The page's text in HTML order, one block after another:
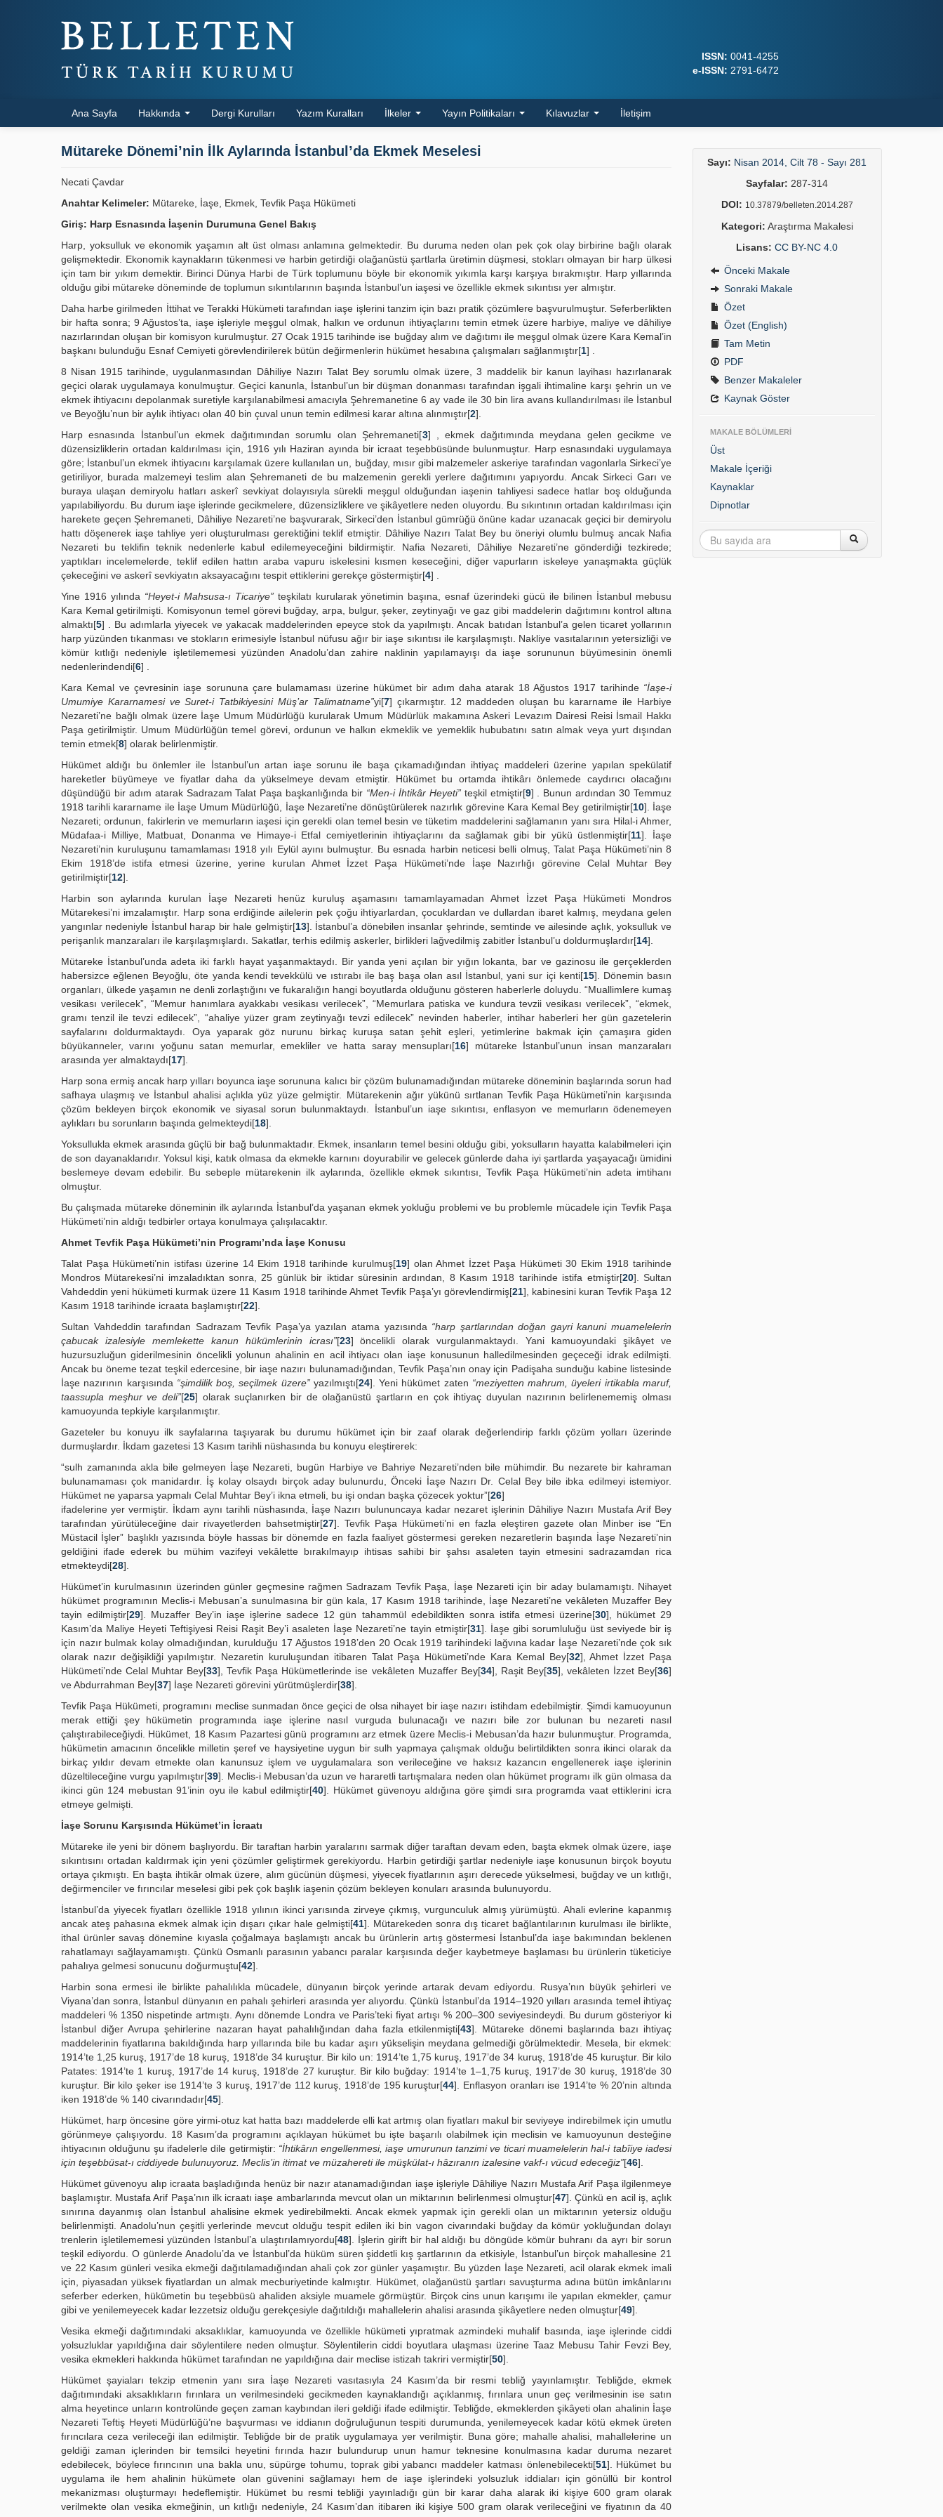
ISSN: 0041-4255
e-ISSN: 2791-6472
Ana Sayfa Hakkında Dergi Kurulları Yazım Kuralları İlkeler Yayın Politikaları Kılavuzlar İletişim
Mütareke Dönemi’nin İlk Aylarında İstanbul’da Ekmek Meselesi
Necati Çavdar
Anahtar Kelimeler: Mütareke, İaşe, Ekmek, Tevfik Paşa Hükümeti
Giriş: Harp Esnasında İaşenin Durumuna Genel Bakış
Harp, yoksulluk ve ekonomik yaşamın alt üst olması anlamına gelmektedir. Bu duruma neden olan pek çok olay birbirine bağlı olarak
gelişmektedir. Ekonomik kaynakların tükenmesi ve harbin getirdiği olağanüstü şartlarla üretimin düşmesi, stokları olmayan bir harp ülkesi
için tam bir yıkım demektir. Birinci Dünya Harbi de Türk toplumunu böyle bir ekonomik yıkımla karşı karşıya bırakmıştır. Harp yıllarında
olduğu gibi mütareke döneminde de toplumun sıkıntılarının başında İstanbul’un iaşesi ve özellikle ekmek sıkıntısı yer almıştır.
Daha harbe girilmeden İttihat ve Terakki Hükümeti tarafından iaşe işlerini tanzim için bazı pratik çözümlere başvurulmuştur. Seferberlikten
bir hafta sonra; 9 Ağustos’ta, iaşe işleriyle meşgul olmak, halkın ve ordunun ihtiyaçlarını temin etmek üzere harbiye, maliye ve dâhiliye
nazırlarından oluşan bir komisyon kurulmuştur. 27 Ocak 1915 tarihinde ise buğday alım ve dağıtımı ile meşgul olmak üzere Kara Kemal’in
başkanı bulunduğu Esnaf Cemiyeti görevlendirilerek bütün değirmenlerin hükümet hesabına çalışmaları sağlanmıştır[1] .
8 Nisan 1915 tarihinde, uygulanmasından Dâhiliye Nazırı Talat Bey sorumlu olmak üzere, 3 maddelik bir kanun layihası hazırlanarak
geçici olarak uygulamaya konulmuştur. Geçici kanunla, İstanbul’un bir düşman donanması tarafından işgali ihtimaline karşı şehrin un ve
ekmek ihtiyacını depolanmak suretiyle karşılanabilmesi amacıyla Şehremanetine 6 ay vade ile 30 bin lira avans kullandırılması ile İstanbul
ve Beyoğlu’nun bir aylık ihtiyacı olan 40 bin çuval unun temin edilmesi karar altına alınmıştır[2].
Harp esnasında İstanbul’un ekmek dağıtımından sorumlu olan Şehremaneti[3] , ekmek dağıtımında meydana gelen gecikme ve
düzensizliklerin ortadan kaldırılması için, 1916 yılı Haziran ayında bir icraat teşebbüsünde bulunmuştur. Harp esnasındaki uygulamaya
göre; İstanbul’un ekmek ihtiyacını karşılamak üzere kullanılan un, buğday, mısır gibi malzemeler askeriye tarafından vagonlarla Sirkeci’ye
getiriliyor, burada malzemeyi teslim alan Şehremaneti de bu malzemenin gerekli yerlere dağıtımını yapıyordu. Ancak Sirkeci Garı ve
buraya ulaşan demiryolu hatları askerî sevkiyat dolayısıyla sürekli meşgul olduğundan iaşenin tahliyesi sadece hatlar boş olduğunda
yapılabiliyordu. Bu durum iaşe işlerinde gecikmelere, düzensizliklere ve şikâyetlere neden oluyordu. Bu sıkıntının ortadan kaldırılması için
harekete geçen Şehremaneti, Dâhiliye Nezareti’ne başvurarak, Sirkeci’den İstanbul gümrüğü önüne kadar uzanacak geçici bir demiryolu
hattı döşenerek iaşe tahliye yeri oluşturulması gerektiğini teklif etmiştir. Dâhiliye Nazırı Talat Bey bu öneriyi olumlu bulmuş ancak Nafia
Nezareti bu teklifin teknik nedenlerle kabul edilemeyeceğini bildirmiştir. Nafia Nezareti, Dâhiliye Nezareti’ne gönderdiği tezkirede;
yaptıkları incelemelerde, teklif edilen hattın araba vapuru iskelesini kısmen keseceğini, diğer vapurların iskeleye yanaşmakta güçlük
çekeceğini ve askerî sevkiyatın aksayacağını tespit ettiklerini gerekçe göstermiştir[4] .
Yine 1916 yılında “Heyet-i Mahsusa-ı Ticariye”teşkilatı kurularak yönetimin başına, esnaf üzerindeki gücü ile bilinen İstanbul mebusu
Kara Kemal getirilmişti. Komisyonun temel görevi buğday, arpa, bulgur, şeker, zeytinyağı ve gaz gibi maddelerin dağıtımını kontrol altına
almaktı[5] . Bu adımlarla yiyecek ve yakacak maddelerinden epeyce stok da yapılmıştı. Ancak batıdan İstanbul’a gelen ticaret yollarının
harp yüzünden tıkanması ve stokların erimesiyle İstanbul nüfusu ağır bir iaşe sıkıntısı ile karşılaşmıştı. Nakliye vasıtalarının yetersizliği ve
kömür kıtlığı nedeniyle işletilememesi yüzünden Anadolu’dan zahire naklinin yapılamayışı da iaşe sorununun büyümesinin önemli
nedenlerindendi[6] .
Kara Kemal ve çevresinin iaşe sorununa çare bulamaması üzerine hükümet bir adım daha atarak 18 Ağustos 1917 tarihinde “İaşe-i
Umumiye Kararnamesi ve Suret-i Tatbikiyesini Müş’ar Talimatname”yi[7] çıkarmıştır. 12 maddeden oluşan bu kararname ile Harbiye
Nezareti’ne bağlı olmak üzere İaşe Umum Müdürlüğü kurularak Umum Müdürlük makamına Askeri Levazım Dairesi Reisi İsmail Hakkı
Paşa getirilmiştir. Umum Müdürlüğün temel görevi, ordunun ve halkın ekmeklik ve yemeklik hububatını satın almak veya yurt dışından
temin etmek[8] olarak belirlenmiştir.
Hükümet aldığı bu önlemler ile İstanbul’un artan iaşe sorunu ile başa çıkamadığından ihtiyaç maddeleri üzerine yapılan spekülatif
hareketler büyümeye ve fiyatlar daha da yükselmeye devam etmiştir. Hükümet bu ortamda ihtikârı önlemede caydırıcı olacağını
düşündüğü bir adım atarak Sadrazam Talat Paşa başkanlığında bir “Men-i İhtikâr Heyeti”teşkil etmiştir[9] . Bunun ardından 30 Temmuz
1918 tarihli kararname ile İaşe Umum Müdürlüğü, İaşe Nezareti’ne dönüştürülerek nazırlık görevine Kara Kemal Bey getirilmiştir[10]. İaşe
Nezareti; ordunun, fakirlerin ve memurların iaşesi için gerekli olan temel besin ve tüketim maddelerini sağlamanın yanı sıra Hilal-i Ahmer,
Müdafaa-i Milliye, Matbuat, Donanma ve Himaye-i Etfal cemiyetlerinin ihtiyaçlarını da sağlamak gibi bir yükü üstlenmiştir[11]. İaşe
Nezareti’nin kuruluşunu tamamlaması 1918 yılı Eylül ayını bulmuştur. Bu esnada harbin neticesi belli olmuş, Talat Paşa Hükümeti’nin 8
Ekim 1918’de istifa etmesi üzerine, yerine kurulan Ahmet İzzet Paşa Hükümeti’nde İaşe Nazırlığı görevine Celal Muhtar Bey
getirilmiştir[12].
Harbin son aylarında kurulan İaşe Nezareti henüz kuruluş aşamasını tamamlayamadan Ahmet İzzet Paşa Hükümeti Mondros
Mütarekesi’ni imzalamıştır. Harp sona erdiğinde ailelerin pek çoğu ihtiyarlardan, çocuklardan ve dullardan ibaret kalmış, meydana gelen
yangınlar nedeniyle İstanbul harap bir hale gelmiştir[13]. İstanbul’a dönebilen insanlar şehrinde, semtinde ve ailesinde açlık, yoksulluk ve
perişanlık manzaraları ile karşılaşmışlardı. Sakatlar, terhis edilmiş askerler, birlikleri lağvedilmiş zabitler İstanbul’u doldurmuşlardır[14].
Mütareke İstanbul’unda adeta iki farklı hayat yaşanmaktaydı. Bir yanda yeni açılan bir yığın lokanta, bar ve gazinosu ile gerçeklerden
habersizce eğlenen Beyoğlu, öte yanda kendi tevekkülü ve ıstırabı ile baş başa olan asıl İstanbul, yani sur içi kenti[15]. Dönemin basın
organları, ülkede yaşamın ne denli zorlaştığını ve fukaralığın hangi boyutlarda olduğunu gösteren haberlerle doluydu. “Muallimlere kumaş
vesikası verilecek”, “Memur hanımlara ayakkabı vesikası verilecek”, “Memurlara patiska ve kundura tevzii vesikası verilecek”, “ekmek,
gramı tenzil ile tevzi edilecek”, “ahaliye yüzer gram zeytinyağı tevzi edilecek” nevinden haberler, intihar haberleri her gün gazetelerin
sayfalarını doldurmaktaydı. Oya yaparak göz nurunu birkaç kuruşa satan şehit eşleri, yetimlerine bakmak için çamaşıra giden
büyükanneler, varını yoğunu satan memurlar, emekliler ve hatta saray mensupları[16] mütareke İstanbul’unun insan manzaraları
arasında yer almaktaydı[17].
Harp sona ermiş ancak harp yılları boyunca iaşe sorununa kalıcı bir çözüm bulunamadığından mütareke döneminin başlarında sorun had
safhaya ulaşmış ve İstanbul ahalisi açlıkla yüz yüze gelmiştir. Mütarekenin ağır yükünü sırtlanan Tevfik Paşa Hükümeti’nin karşısında
çözüm bekleyen birçok ekonomik ve siyasal sorun bulunmaktaydı. İstanbul’un iaşe sıkıntısı, enflasyon ve memurların ödenemeyen
aylıkları bu sorunların başında gelmekteydi[18].
Yoksullukla ekmek arasında güçlü bir bağ bulunmaktadır. Ekmek, insanların temel besini olduğu gibi, yoksulların hayatta kalabilmeleri için
de son dayanaklarıdır. Yoksul kişi, katık olmasa da ekmekle karnını doyurabilir ve gelecek günlerde daha iyi şartlarda yaşayacağı ümidini
beslemeye devam edebilir. Bu sebeple mütarekenin ilk aylarında, özellikle ekmek sıkıntısı, Tevfik Paşa Hükümeti’nin adeta imtihanı
olmuştur.
Bu çalışmada mütareke döneminin ilk aylarında İstanbul’da yaşanan ekmek yokluğu problemi ve bu problemle mücadele için Tevfik Paşa
Hükümeti’nin aldığı tedbirler ortaya konulmaya çalışılacaktır.
Ahmet Tevfik Paşa Hükümeti’nin Programı’nda İaşe Konusu
Talat Paşa Hükümeti’nin istifası üzerine 14 Ekim 1918 tarihinde kurulmuş[19] olan Ahmet İzzet Paşa Hükümeti 30 Ekim 1918 tarihinde
Mondros Mütarekesi’ni imzaladıktan sonra, 25 günlük bir iktidar süresinin ardından, 8 Kasım 1918 tarihinde istifa etmiştir[20]. Sultan
Vahdeddin yeni hükümeti kurmak üzere 11 Kasım 1918 tarihinde Ahmet Tevfik Paşa’yı görevlendirmiş[21], kabinesini kuran Tevfik Paşa 12
Kasım 1918 tarihinde icraata başlamıştır[22].
Sultan Vahdeddin tarafından Sadrazam Tevfik Paşa’ya yazılan atama yazısında “harp şartlarından doğan gayri kanuni muamelelerin
çabucak izalesiyle memlekette kanun hükümlerinin icrası”[23] öncelikli olarak vurgulanmaktaydı. Yani kamuoyundaki şikâyet ve
huzursuzluğun giderilmesinin öncelikli yolunun ahalinin en acil ihtiyacı olan iaşe konusunun halledilmesinden geçeceği idrak edilmişti.
Ancak bu öneme tezat teşkil edercesine, bir iaşe nazırı bulunamadığından, Tevfik Paşa’nın onay için Padişaha sunduğu kabine listesinde
İaşe nazırının karşısında “şimdilik boş, seçilmek üzere”yazılmıştı[24]. Yeni hükümet zaten “meziyetten mahrum, üyeleri irtikabla maruf,
taassupla meşhur ve deli”[25] olarak suçlanırken bir de olağanüstü şartların en çok ihtiyaç duyulan nazırının belirlenememiş olması
kamuoyunda tepkiyle karşılanmıştır.
Gazeteler bu konuyu ilk sayfalarına taşıyarak bu durumu hükümet için bir zaaf olarak değerlendirip farklı çözüm yolları üzerinde
durmuşlardır. İkdam gazetesi 13 Kasım tarihli nüshasında bu konuyu eleştirerek:
“sulh zamanında akla bile gelmeyen İaşe Nezareti, bugün Harbiye ve Bahriye Nezareti’nden bile mühimdir. Bu nezarete bir kahraman
bulunamaması çok manidardır. İş kolay olsaydı birçok aday bulunurdu, Önceki İaşe Nazırı Dr. Celal Bey bile ibka edilmeyi istemiyor.
Hükümet ne yaparsa yapmalı Celal Muhtar Bey’i ikna etmeli, bu işi ondan başka çözecek yoktur”[26]
ifadelerine yer vermiştir. İkdam aynı tarihli nüshasında, İaşe Nazırı bulununcaya kadar nezaret işlerinin Dâhiliye Nazırı Mustafa Arif Bey
tarafından yürütüleceğine dair rivayetlerden bahsetmiştir[27]. Tevfik Paşa Hükümeti’ni en fazla eleştiren gazete olan Minber ise “En
Müstacil İşler” başlıklı yazısında böyle hassas bir dönemde en fazla faaliyet göstermesi gereken nezaretlerin başında İaşe Nezareti’nin
geldiğini ifade ederek bu mühim vazifeyi vekâlette bırakılmayıp ihtisas sahibi bir şahsı asaleten tayin etmesini sadrazamdan rica
etmekteydi[28].
Hükümet’in kurulmasının üzerinden günler geçmesine rağmen Sadrazam Tevfik Paşa, İaşe Nezareti için bir aday bulamamıştı. Nihayet
hükümet programının Meclis-i Mebusan’a sunulmasına bir gün kala, 17 Kasım 1918 tarihinde, İaşe Nezareti’ne vekâleten Muzaffer Bey
tayin edilmiştir[29]. Muzaffer Bey’in iaşe işlerine sadece 12 gün tahammül edebildikten sonra istifa etmesi üzerine[30], hükümet 29
Kasım’da Maliye Heyeti Teftişiyesi Reisi Raşit Bey’i asaleten İaşe Nezareti’ne tayin etmiştir[31]. İaşe gibi sorumluluğu üst seviyede bir iş
için nazır bulmak kolay olmadığından, kurulduğu 17 Ağustos 1918’den 20 Ocak 1919 tarihindeki lağvına kadar İaşe Nezareti’nde çok sık
olarak nazır değişikliği yapılmıştır. Nezaretin kuruluşundan itibaren Talat Paşa Hükümeti’nde Kara Kemal Bey[32], Ahmet İzzet Paşa
Hükümeti’nde Celal Muhtar Bey[33], Tevfik Paşa Hükümetlerinde ise vekâleten Muzaffer Bey[34], Raşit Bey[35], vekâleten İzzet Bey[36]
ve Abdurrahman Bey[37] İaşe Nezareti görevini yürütmüşlerdir[38].
Tevfik Paşa Hükümeti, programını meclise sunmadan önce geçici de olsa nihayet bir iaşe nazırı istihdam edebilmiştir. Şimdi kamuoyunun
merak ettiği şey hükümetin programında iaşe işlerine nasıl vurguda bulunacağı ve nazırı bile zor bulunan bu nezareti nasıl
çalıştırabileceğiydi. Hükümet, 18 Kasım Pazartesi günü programını arz etmek üzere Meclis-i Mebusan’da hazır bulunmuştur. Programda,
hükümetin amacının öncelikle milletin şeref ve haysiyetine uygun bir sulh yapmaya çalışmak olduğu belirtildikten sonra ikinci olarak da
birkaç yıldır devam etmekte olan kanunsuz işlem ve uygulamalara son verileceğine ve haksız kazancın engellenerek iaşe işlerinin
düzeltileceğine vurgu yapılmıştır[39]. Meclis-i Mebusan’da uzun ve hararetli tartışmalara neden olan hükümet programı ilk gün olmasa da
ikinci gün 124 mebustan 91’inin oyu ile kabul edilmiştir[40]. Hükümet güvenoyu aldığına göre şimdi sıra programda vaat ettiklerini icra
etmeye gelmişti.
İaşe Sorunu Karşısında Hükümet’in İcraatı
Mütareke ile yeni bir dönem başlıyordu. Bir taraftan harbin yaralarını sarmak diğer taraftan devam eden, başta ekmek olmak üzere, iaşe
sıkıntısını ortadan kaldırmak için yeni çözümler geliştirmek gerekiyordu. Harbin getirdiği şartlar nedeniyle iaşe konusunun birçok boyutu
ortaya çıkmıştı. En başta ihtikâr olmak üzere, alım gücünün düşmesi, yiyecek fiyatlarının aşırı derecede yükselmesi, buğday ve un kıtlığı,
değirmenciler ve fırıncılar meselesi gibi pek çok başlık iaşenin çözüm bekleyen konuları arasında bulunuyordu.
İstanbul’da yiyecek fiyatları özellikle 1918 yılının ikinci yarısında zirveye çıkmış, vurgunculuk almış yürümüştü. Ahali evlerine kapanmış
ancak ateş pahasına ekmek almak için dışarı çıkar hale gelmişti[41]. Mütarekeden sonra dış ticaret bağlantılarının kurulması ile birlikte,
ithal ürünler savaş dönemine kıyasla çoğalmaya başlamıştı ancak bu ürünlerin artış göstermesi İstanbul’da iaşe bakımından beklenen
rahatlamayı sağlayamamıştı. Çünkü Osmanlı parasının yabancı paralar karşısında değer kaybetmeye başlaması bu ürünlerin tüketiciye
pahalıya gelmesi sonucunu doğurmuştu[42].
Harbin sona ermesi ile birlikte pahalılıkla mücadele, dünyanın birçok yerinde artarak devam ediyordu. Rusya’nın büyük şehirleri ve
Viyana’dan sonra, İstanbul dünyanın en pahalı şehirleri arasında yer alıyordu. Çünkü İstanbul’da 1914–1920 yılları arasında temel ihtiyaç
maddeleri % 1350 nispetinde artmıştı. Aynı dönemde Londra ve Paris’teki fiyat artışı % 200–300 seviyesindeydi. Bu durum gösteriyor ki
İstanbul diğer Avrupa şehirlerine nazaran hayat pahalılığından daha fazla etkilenmişti[43]. Mütareke dönemi başlarında bazı ihtiyaç
maddelerinin fiyatlarına bakıldığında harp yıllarında bile bu kadar aşırı yükselişin meydana gelmediği görülmektedir. Mesela, bir ekmek:
1914’te 1,25 kuruş, 1917’de 18 kuruş, 1918’de 34 kuruştur. Bir kilo un: 1914’te 1,75 kuruş, 1917’de 34 kuruş, 1918’de 45 kuruştur. Bir kilo
Patates: 1914’te 1 kuruş, 1917’de 14 kuruş, 1918’de 27 kuruştur. Bir kilo buğday: 1914’te 1–1,75 kuruş, 1917’de 30 kuruş, 1918’de 30
kuruştur. Bir kilo şeker ise 1914’te 3 kuruş, 1917’de 112 kuruş, 1918’de 195 kuruştur[44]. Enflasyon oranları ise 1914’te % 20’nin altında
iken 1918’de % 140 civarındadır[45].
Hükümet, harp öncesine göre yirmi-otuz kat hatta bazı maddelerde elli kat artmış olan fiyatları makul bir seviyeye indirebilmek için umutlu
görünmeye çalışıyordu. 18 Kasım’da programını açıklayan hükümet bu işte başarılı olabilmek için meclisin ve kamuoyunun desteğine
ihtiyacının olduğunu şu ifadelerle dile getirmiştir: “İhtikârın engellenmesi, iaşe umurunun tanzimi ve ticari muamelelerin hal-i tabîiye iadesi
için teşebbüsat-ı ciddiyede bulunuyoruz. Meclis’in itimat ve müzahereti ile müşkülat-ı hâzıranın izalesine vakf-ı vücud edeceğiz”[46].
Hükümet güvenoyu alıp icraata başladığında henüz bir nazır atanamadığından iaşe işleriyle Dâhiliye Nazırı Mustafa Arif Paşa ilgilenmeye
başlamıştır. Mustafa Arif Paşa’nın ilk icraatı iaşe ambarlarında mevcut olan un miktarının belirlenmesi olmuştur[47]. Çünkü en acil iş, açlık
sınırına dayanmış olan İstanbul ahalisine ekmek yedirebilmekti. Ancak ekmek yapmak için gerekli olan un miktarının yetersiz olduğu
belirlenmişti. Anadolu’nun çeşitli yerlerinde mevcut olduğu tespit edilen iki bin vagon civarındaki buğday da kömür yokluğundan dolayı
trenlerin işletilememesi yüzünden İstanbul’a ulaştırılamıyordu[48]. İşlerin girift bir hal aldığı bu döngüde kömür buhranı da ayrı bir sorun
teşkil ediyordu. O günlerde Anadolu’da ve İstanbul’da hüküm süren şiddetli kış şartlarının da etkisiyle, İstanbul’un birçok mahallesine 21
ve 22 Kasım günleri vesika ekmeği dağıtılamadığından ahali çok zor günler yaşamıştır. Bu yüzden İaşe Nezareti, acil olarak ekmek imali
için, piyasadan yüksek fiyatlardan un almak mecburiyetinde kalmıştır. Hükümet, olağanüstü şartları savuşturma adına bütün imkânlarını
seferber ederken, hükümetin bu teşebbüsü ahaliden aksiyle muamele görmüştür. Birçok cins unun karışımı ile yapılan ekmekler, çamur
gibi ve yenilemeyecek kadar lezzetsiz olduğu gerekçesiyle dağıtıldığı mahallelerin ahalisi arasında şikâyetlere neden olmuştur[49].
Vesika ekmeği dağıtımındaki aksaklıklar, kamuoyunda ve özellikle hükümeti yıpratmak azmindeki muhalif basında, iaşe işlerinde ciddi
yolsuzluklar yapıldığına dair söylentilere neden olmuştur. Söylentilerin ciddi boyutlara ulaşması üzerine Taaz Mebusu Tahir Fevzi Bey,
vesika ekmekleri hakkında hükümet tarafından ne yapıldığına dair meclise istizah takriri vermiştir[50].
Hükümet şayiaları tekzip etmenin yanı sıra İaşe Nezareti vasıtasıyla 24 Kasım’da bir resmi tebliğ yayınlamıştır. Tebliğde, ekmek
dağıtımındaki aksaklıkların fırınlara un verilmesindeki gecikmeden kaynaklandığı açıklanmış, fırınlara unun geç verilmesinin ise satın
alma heyetince unların kontrolünde geçen zaman kaybından ileri geldiği ifade edilmiştir. Tebliğde, ekmeklerden şikâyeti olan ahalinin İaşe
Nezareti Teftiş Heyeti Müdürlüğü’ne başvurması ve iddianın doğruluğunun tespiti durumunda, yenilemeyecek kadar kötü ekmek üreten
fırıncılara ceza verileceği ilan edilmiştir. Tebliğde bir de pratik uygulamaya yer verilmiştir. Buna göre; mahalle ahalisi, mahallelerine un
geldiği zaman içlerinden bir temsilci heyetini fırında hazır bulundurup unun hamur teknesine konulmasına kadar duruma nezaret
edebilecek, böylece fırıncının una bakla unu, süpürge tohumu, toprak gibi yabancı maddeler katması önlenebilecekti[51]. Hükümet bu
uygulama ile hem ahalinin hükümete olan güvenini sağlamayı hem de iaşe işlerindeki yolsuzluk iddiaları için gönüllü bir kontrol
mekanizması oluşturmayı hedeflemiştir. Hükümet bu resmi tebliği yayınladığı gün bir karar daha alarak iki kişiye 600 gram olarak
verilmekte olan vesika ekmeğinin, un kıtlığı nedeniyle, 24 Kasım’dan itibaren iki kişiye 500 gram olarak verileceğini ve fiyatının da 40
Sayı: Nisan 2014, Cilt 78 - Sayı 281
Sayfalar: 287-314
DOI: 10.37879/belleten.2014.287
Kategori: Araştırma Makalesi
Lisans: CC BY-NC 4.0
Önceki Makale
Sonraki Makale
Özet
Özet (English)
Tam Metin
PDF
Benzer Makaleler
Kaynak Göster
MAKALE BÖLÜMLERİ
Üst
Makale İçeriği
Kaynaklar
Dipnotlar